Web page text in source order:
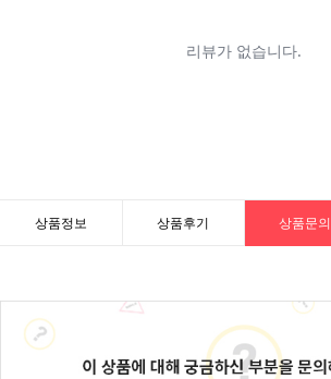
상품정보 상품후기 상품문의